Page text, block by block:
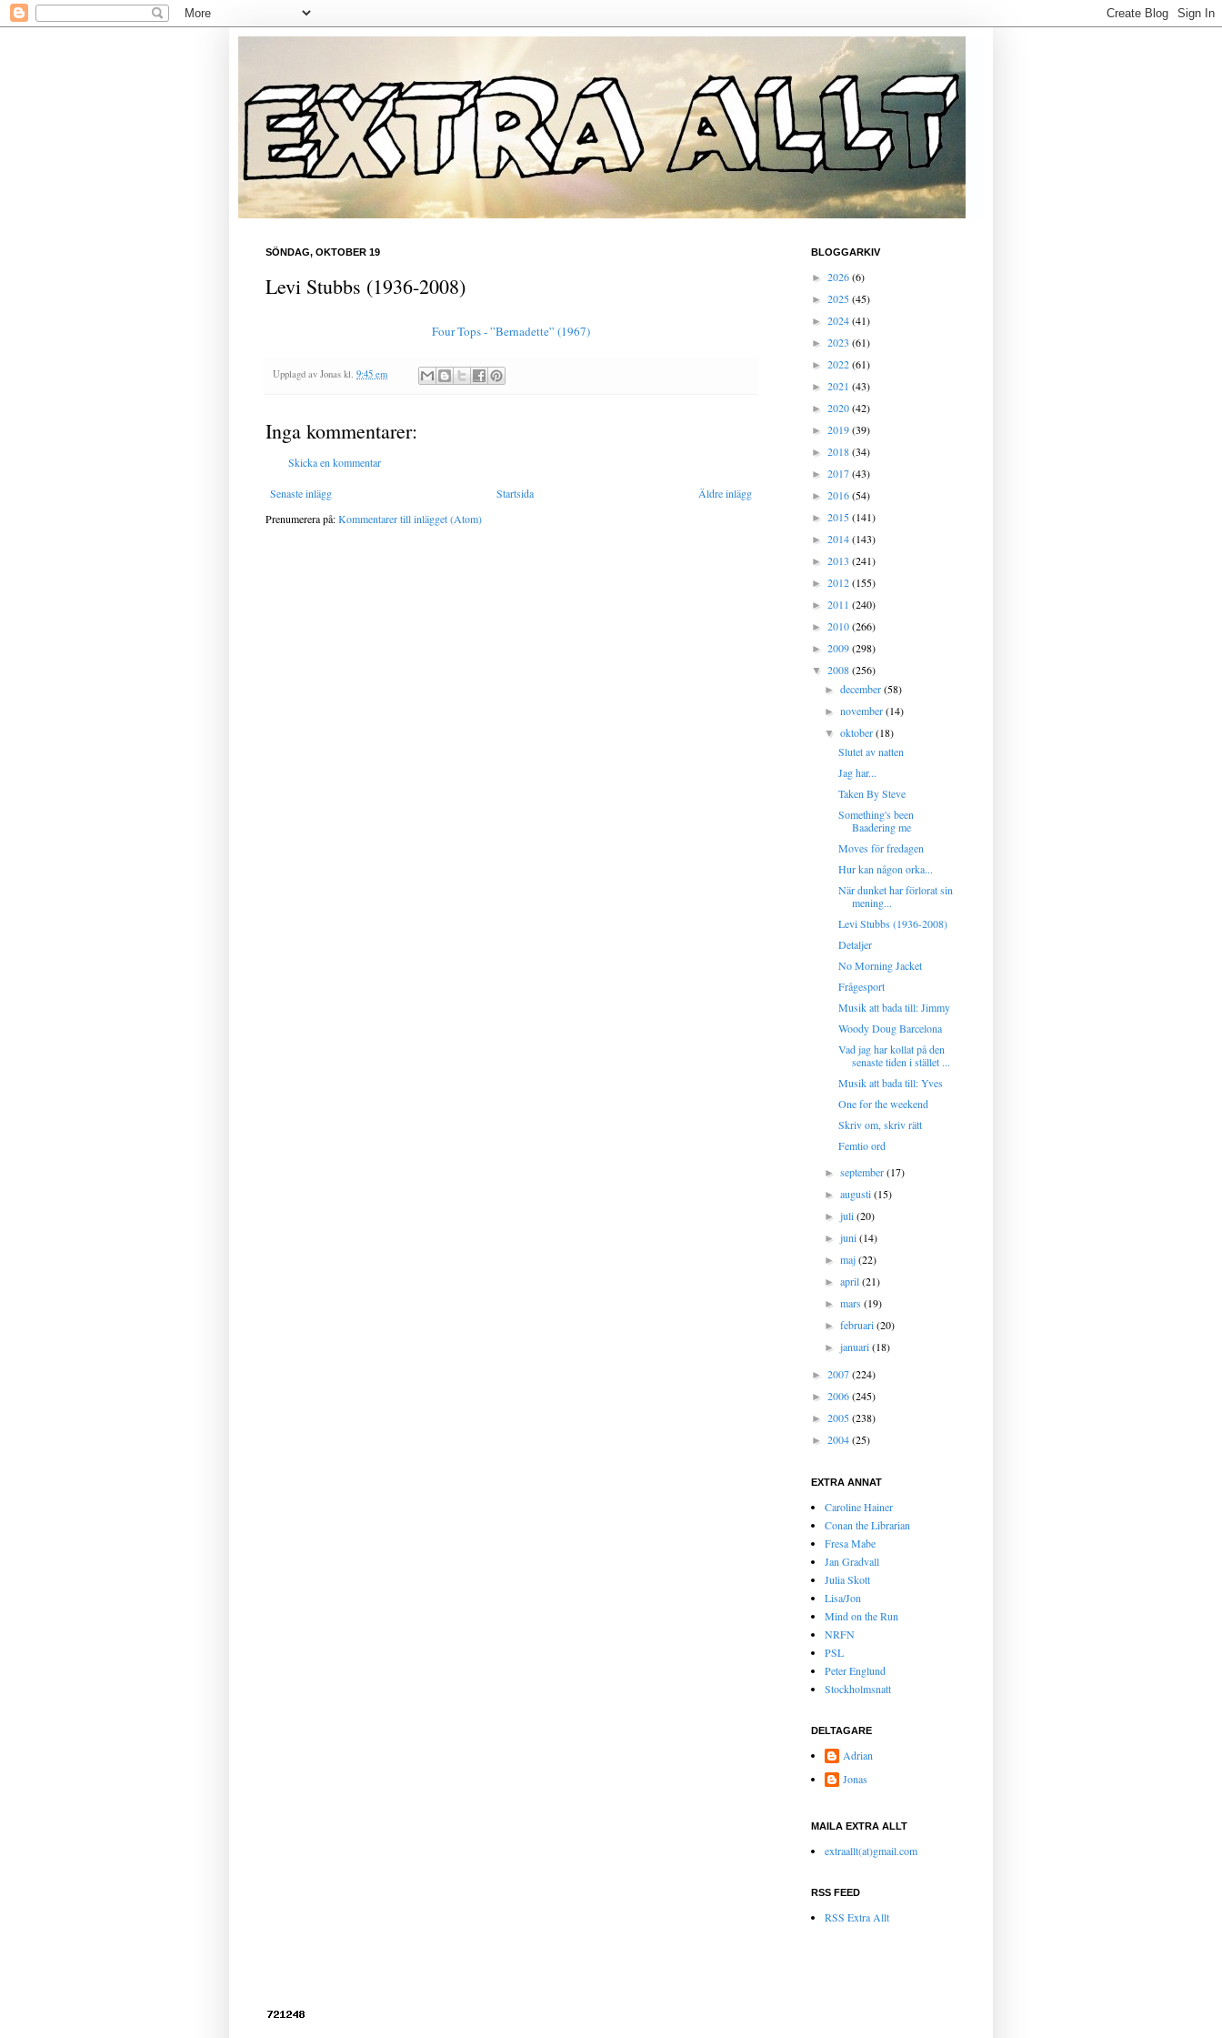
SÖNDAG, OKTOBER 19
Levi Stubbs (1936-2008)
Four Tops - ”Bernadette” (1967)
Upplagd av Jonas kl. 9:45 em
Inga kommentarer:
Skicka en kommentar
Senaste inlägg Äldre inlägg
Startsida
Prenumerera på:Kommentarer till inlägget (Atom)
BLOGGARKIV
► 2026(6)
► 2025(45)
► 2024(41)
► 2023 (61)
► 2022(61)
► 2021 (43)
► 2020(42)
► 2019(39)
► 2018(34)
► 2017(43)
► 2016(54)
► 2015(141)
► 2014(143)
► 2013 (241)
► 2012(155)
► 2011 (240)
► 2010(266)
► 2009(298)
▼ 2008(256)
►december(58)
►november(14)
▼oktober(18)
Slutet av natten
Jag har...
Taken By Steve
Something's been
Baadering me
Moves för fredagen
Hur kan någon orka...
När dunket har förlorat sin
mening...
Levi Stubbs (1936-2008)
Detaljer
No Morning Jacket
Frågesport
Musik att bada till: Jimmy
Woody Doug Barcelona
Vad jag har kollat på den
senaste tiden i stället ...
Musik att bada till: Yves
One for the weekend
Skriv om, skriv rätt
Femtio ord
►september(17)
►augusti(15)
►juli(20)
►juni(14)
►maj(22)
►april(21)
►mars(19)
►februari(20)
►januari(18)
► 2007(224)
► 2006(245)
► 2005(238)
► 2004(25)
EXTRA ANNAT
Caroline Hainer
Conan the Librarian
Fresa Mabe
Jan Gradvall
Julia Skott
Lisa/Jon
Mind on the Run
NRFN
PSL
Peter Englund
Stockholmsnatt
DELTAGARE
Adrian
Jonas
MAILA EXTRA ALLT
extraallt(at)gmail.com
RSS FEED
RSS Extra Allt